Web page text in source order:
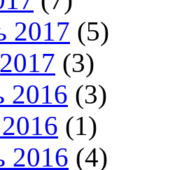
2017 (5)
(3)
2016 (3)
(1)
2016 (4)